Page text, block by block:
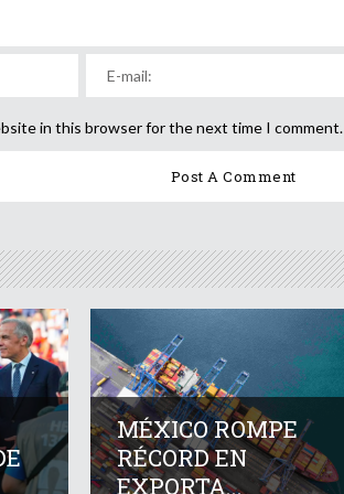
in this browser for the next time I comment.
MÉXICO ROMPE
RÉCORD EN
EXPORTA...